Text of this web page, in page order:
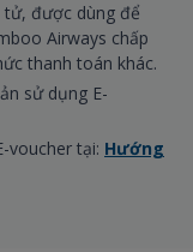
tử, được dùng để
Airways chấp
thanh toán khác.
sử dụng E-
voucher tại: Hướng